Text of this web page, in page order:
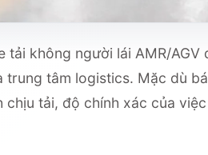
không người lái AMR/AGV
tâm logistics. Mặc dù
tải, độ chính xác của